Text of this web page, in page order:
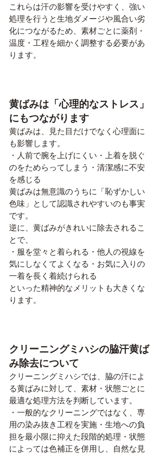
これらは汗の影響を受けやすく、強い
処理を行うと生地ダメージや風合い劣
化につながるため、素材ごとに薬剤・
温度・工程を細かく調整する必要があ
ります。
黄ばみは「心理的なストレス」
にもつながります
黄ばみは、見た目だけでなく心理面に
も影響します。
・人前で腕を上げにくい・上着を脱ぐ
のをためらってしまう・清潔感に不安
を感じる
黄ばみは無意識のうちに「恥ずかしい
色味」として認識されやすいのも事実
です。
逆に、黄ばみがきれいに除去されるこ
とで、
・服を堂々と着られる・他人の視線を
気にしなくてよくなる・お気に入りの
一着を長く着続けられる
といった精神的なメリットも大きくな
ります。
クリーニングミハシの脇汗黄ば
み除去について
クリーニングミハシでは、脇の汗によ
る黄ばみに対して、素材・状態ごとに
最適な処理方法を判断しています。
・一般的なクリーニングではなく、専
用の染み抜き工程を実施・生地への負
担を最小限に抑えた段階的処理・状態
によっては色補正を併用し、自然な見